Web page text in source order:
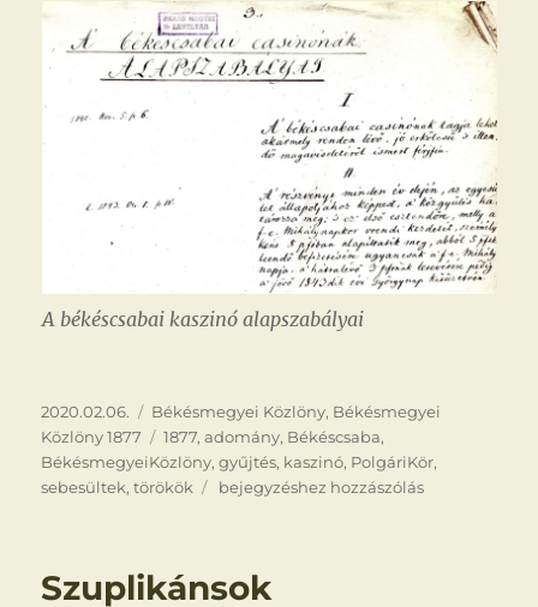
A békéscsabai kaszinó alapszabályai
Közzétéve
2020.02.06. Kategória
Békésmegyei Közlöny, Békésmegyei
Közlöny 1877
Címke
1877,adomány, Békéscsaba,
BékésmegyeiKözlöny,gyűjtés, kaszinó, PolgáriKör,
sebesültek,törökök Gyűjtés
bejegyzéshez hozzászólás
Szuplikánsok